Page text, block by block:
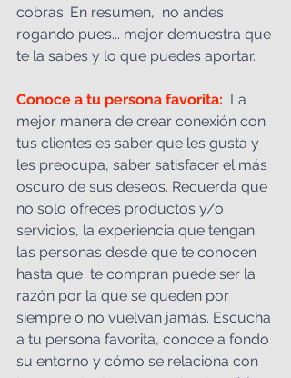
cobras. En resumen,  no andes
rogando pues... mejor demuestra que
te la sabes y lo que puedes aportar.
Conoce a tu persona favorita: La
mejor manera de crear conexión con
tus clientes es saber que les gusta y
les preocupa, saber satisfacer el más
oscuro de sus deseos. Recuerda que
no solo ofreces productos y/o
servicios, la experiencia que tengan
las personas desde que te conocen
hasta que  te compran puede ser la
razón por la que se queden por
siempre o no vuelvan jamás. Escucha
a tu persona favorita, conoce a fondo
su entorno y cómo se relaciona con